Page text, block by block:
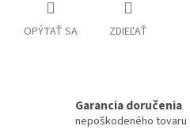
OPÝTAŤ SA ZDIEĽAŤ
Garancia doručenia
nepoškodeného tovaru